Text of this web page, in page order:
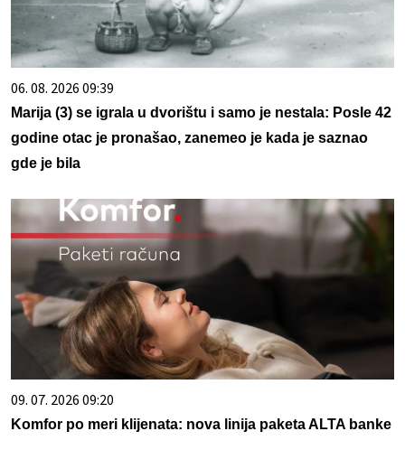
06. 08. 2026 09:39
Marija (3) se igrala u dvorištu i samo je nestala: Posle 42
godine otac je pronašao, zanemeo je kada je saznao
gde je bila
09. 07. 2026 09:20
Komfor po meri klijenata: nova linija paketa ALTA banke